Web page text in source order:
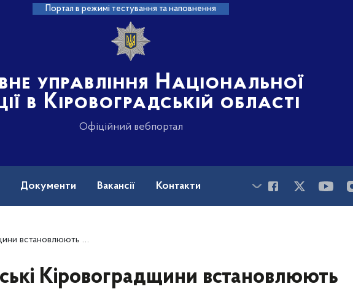
Портал в режимі тестування та наповнення
управління Національної
в Кіровоградській області
Офіційний вебпортал
Документи Вакансії Контакти
ДТП, у якій травмувалася пасажирка
Кіровоградщини встановлюють